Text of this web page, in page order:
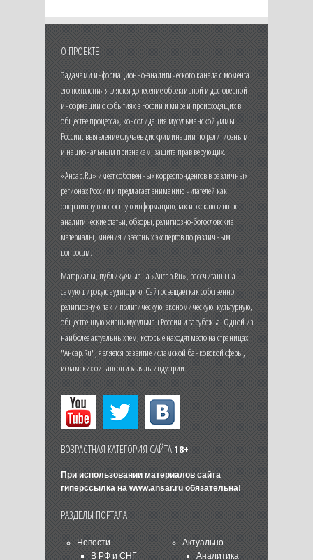
О ПРОЕКТЕ
Задачами информационно-аналитического канала с момента
его появления является донесение объективной и достоверной
информации о событиях в России и мире и происходящих в
обществе процессах, консолидация мусульманской уммы
России, выявление случаев дискриминации по религиозным
и национальным признакам, защита прав верующих.
«Ансар.Ru» имеет собственных корреспондентов в различных
регионах России и предлагает вниманию читателей как
оперативную новостную информацию, так и эксклюзивные
аналитические статьи, обзоры, религиозно-богословские
материалы, мнения известных экспертов по различным
вопросам.
Материалы, публикуемые на «Ансар.Ru», рассчитаны на
самую широкую аудиторию. Сайт освещает как собственно
религиозную, так и политическую, экономическую, культурную,
общественную жизнь мусульман России и зарубежья. Одной из
наиболее актуальных тем, которые находят место на страницах
"Ансар.Ru", является развитие исламской банковской сферы,
исламских финансов и халяль-индустрии.
ВОЗРАСТНАЯ КАТЕГОРИЯ САЙТА18+
При использовании материалов сайта
гиперссылка на www.ansar.ruобязательна!
РАЗДЕЛЫ ПОРТАЛА
Новости
В РФ и СНГ
Актуально
Аналитика